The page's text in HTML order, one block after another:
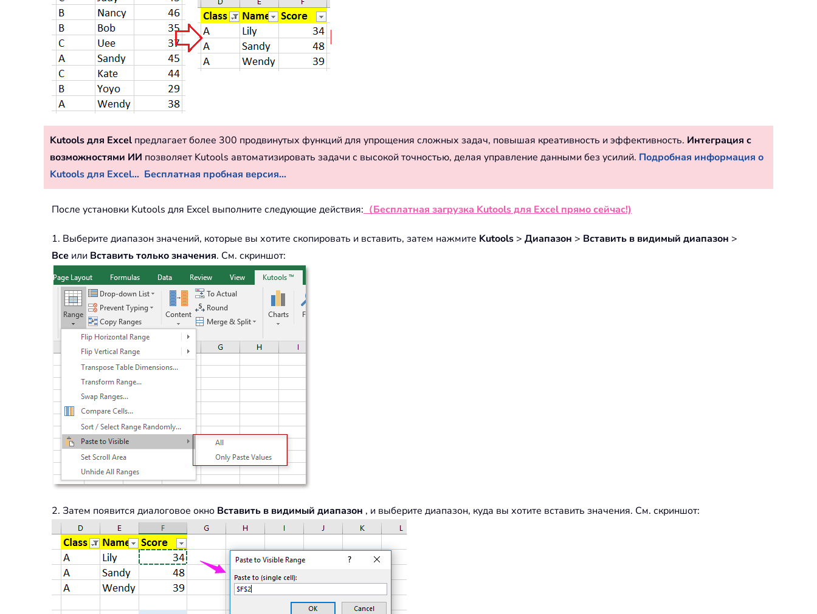
Kutools для Excel предлагает более 300 продвинутых функций для упрощения сложных задач, повышая креативность и эффективность. Интеграция с
возможностями ИИ позволяет Kutools автоматизировать задачи с высокой точностью, делая управление данными без усилий. Подробная информация о
Kutools для Excel... Бесплатная пробная версия...
После установки Kutools для Excel выполните следующие действия: （Бесплатная загрузка Kutools для Excel прямо сейчас!)
1. Выберите диапазон значений, которые вы хотите скопировать и вставить, затем нажмите Kutools > Диапазон > Вставить в видимый диапазон >
Все или Вставить только значения. См. скриншот:
2. Затем появится диалоговое окно Вставить в видимый диапазон , и выберите диапазон, куда вы хотите вставить значения. См. скриншот: